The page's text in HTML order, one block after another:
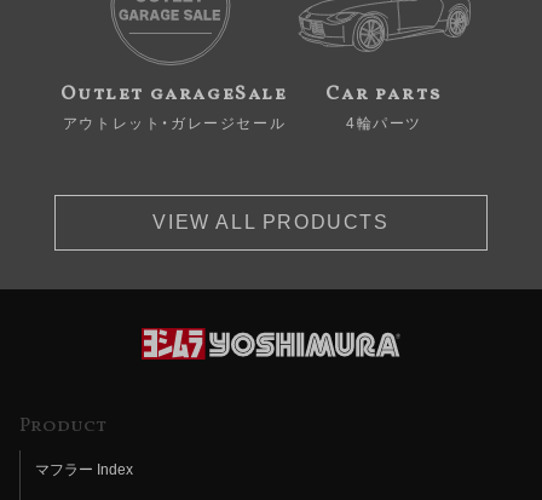
Outlet garageSale
アウトレット・ガレージセール
Car parts
4輪パーツ
VIEW ALL PRODUCTS
Product
マフラー Index